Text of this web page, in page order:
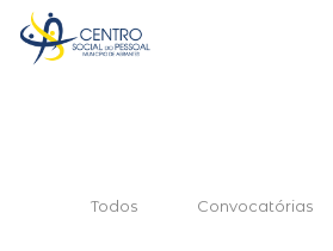
Todos Convocatórias